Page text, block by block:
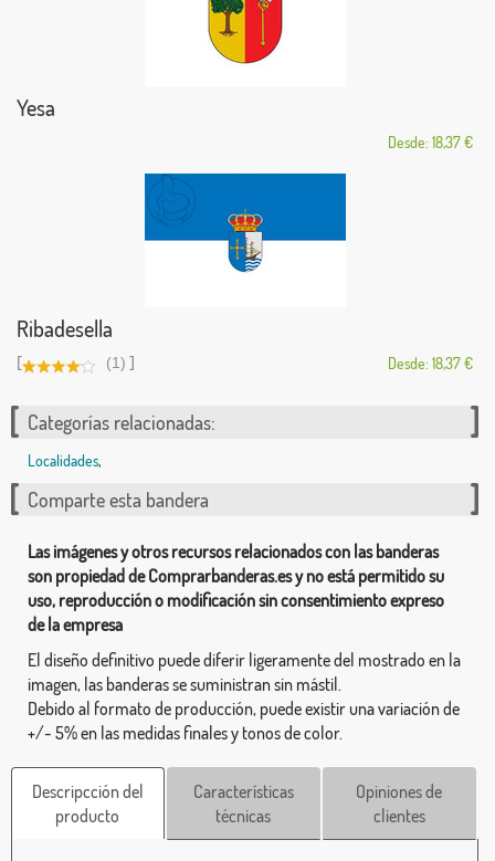
Yesa
Desde: 18,37 €
Ribadesella
[ (1) ] Desde: 18,37 €
Categorías relacionadas:
Localidades,
Comparte esta bandera
Las imágenes y otros recursos relacionados con las banderas
son propiedad de Comprarbanderas.es y no está permitido su
uso, reproducción o modificación sin consentimiento expreso
de la empresa
El diseño definitivo puede diferir ligeramente del mostrado en la
imagen, las banderas se suministran sin mástil.
Debido al formato de producción, puede existir una variación de
+/- 5% en las medidas finales y tonos de color.
Descripcción del
producto
Características
técnicas
Opiniones de
clientes